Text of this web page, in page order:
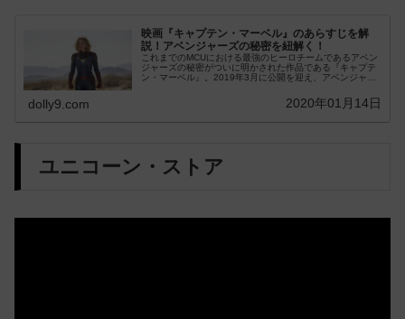
映画『キャプテン・マーベル』のあらすじを解
説！アベンジャーズの秘密を紐解く！
これまでのMCUにおける最強のヒーロチームであるアベン
ジャーズの秘密がついに明かされた作品である『キャプテ
ン・マーベル』。2019年3月に公開を迎え、アベンジャー
dolly9.com 2020年01月14日
ユニコーン・ストア